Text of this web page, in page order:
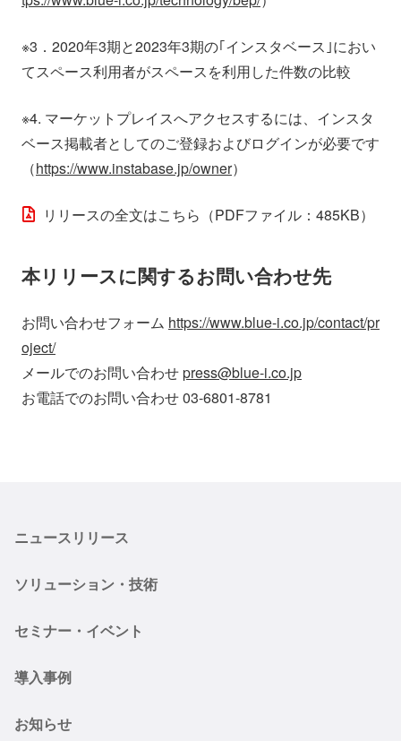
※3．2020年3期と2023年3期の｢インスタベース｣におい
てスペース利用者がスペースを利用した件数の比較
※4. マーケットプレイスへアクセスするには、インスタ
ベース掲載者としてのご登録およびログインが必要です
（https://www.instabase.jp/owner）
リリースの全文はこちら（PDFファイル：485KB）
本リリースに関するお問い合わせ先
お問い合わせフォーム https://www.blue-i.co.jp/contact/pr
oject/
メールでのお問い合わせpress@blue-i.co.jp
お電話でのお問い合わせ 03-6801-8781
ニュースリリース
ソリューション・技術
セミナー・イベント
導入事例
お知らせ